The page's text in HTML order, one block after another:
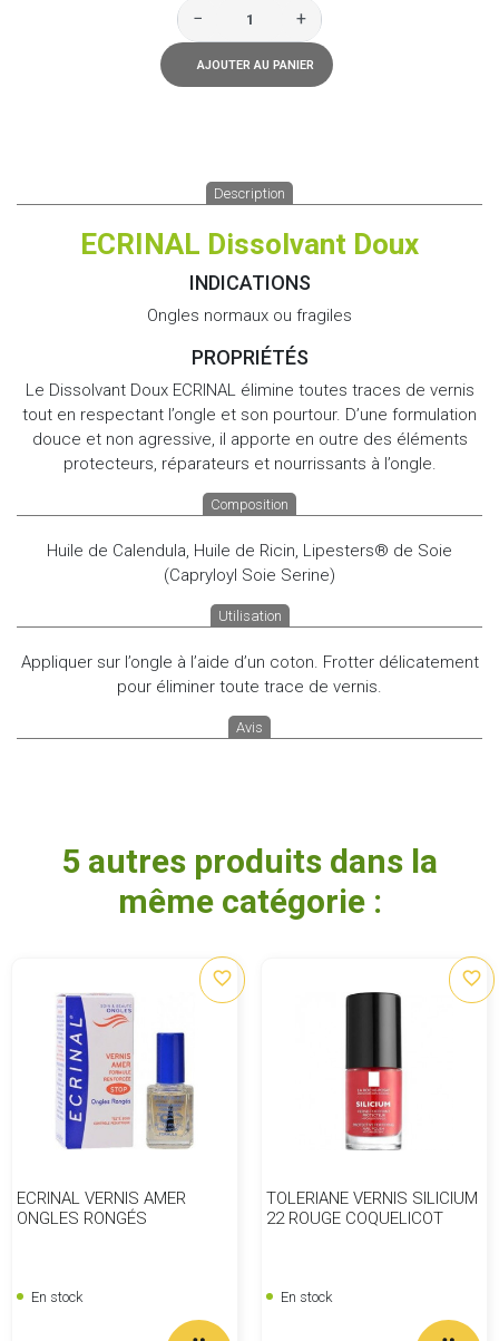
− +
AJOUTER AU PANIER
Description
ECRINAL Dissolvant Doux
INDICATIONS
Ongles normaux ou fragiles
PROPRIÉTÉS
Le Dissolvant Doux ECRINAL élimine toutes traces de vernis
tout en respectant l’ongle et son pourtour. D’une formulation
douce et non agressive, il apporte en outre des éléments
protecteurs, réparateurs et nourrissants à l’ongle.
Composition
Huile de Calendula, Huile de Ricin, Lipesters® de Soie
(Capryloyl Soie Serine)
Utilisation
Appliquer sur l’ongle à l’aide d’un coton. Frotter délicatement
pour éliminer toute trace de vernis.
Avis
5 autres produits dans la
même catégorie :
ECRINAL VERNIS AMER
ONGLES RONGÉS
favorite_border
En stock
TOLERIANE VERNIS SILICIUM
22 ROUGE COQUELICOT
favorite_border
En stock